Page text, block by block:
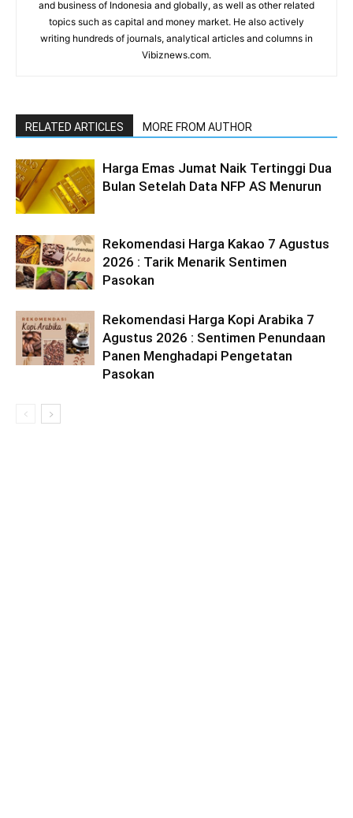
and business of Indonesia and globally, as well as other related
topics such as capital and money market. He also actively
writing hundreds of journals, analytical articles and columns in
Vibiznews.com.
RELATED ARTICLES MORE FROM AUTHOR
Harga Emas Jumat Naik Tertinggi Dua
Bulan Setelah Data NFP AS Menurun
Rekomendasi Harga Kakao 7 Agustus
2026 : Tarik Menarik Sentimen
Pasokan
Rekomendasi Harga Kopi Arabika 7
Agustus 2026 : Sentimen Penundaan
Panen Menghadapi Pengetatan
Pasokan